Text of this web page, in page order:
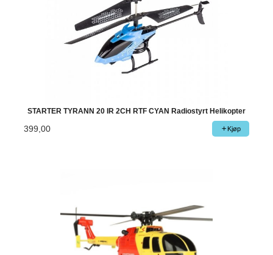
STARTER TYRANN 20 IR 2CH RTF CYAN Radiostyrt Helikopter
399,00 Kjøp